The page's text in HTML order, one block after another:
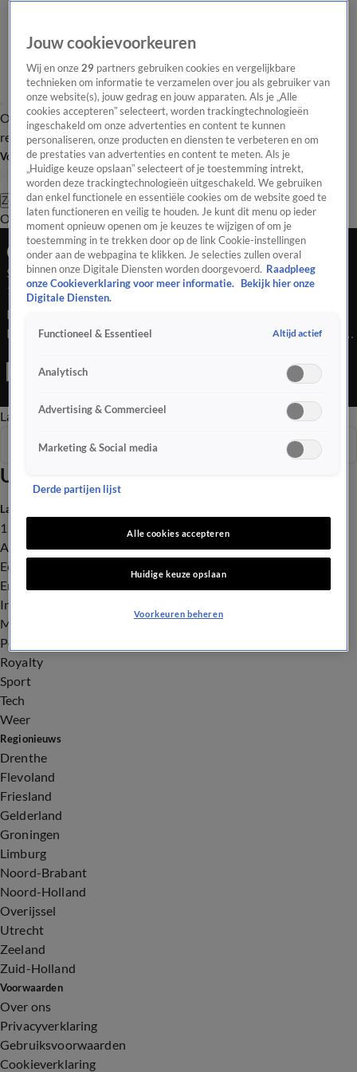
Overzicht Laatste nieuws Regionieuws Het beste van Hart
Tip de
redactie
Volg Hart van Nederland
Zoeken
OverzichtRegioUitzendingenWeerTip de redactiePanelVideo's
Ochtend Editie
Seizoen 2026, aflevering 1097
13 mrt, 07:00
Bekijk aflevering 1097 van Hart van Nederland - Ochtend
Editie uit seizoen 2026 hier. Deze aflevering is uitgezonden op
Editie is een Nieuws programma
Late EditieOchtend EditieVroege Editie
Uitzendingen
Seizoen 2026
Laatste nieuws
112
Advies & Tips
Economie
Entertainment
Infrastructuur
Milieu en Gezondheid
Politiek
Royalty
Sport
Tech
Weer
Regionieuws
Drenthe
Flevoland
Friesland
Gelderland
Groningen
Limburg
Noord-Brabant
Noord-Holland
Overijssel
Utrecht
Zeeland
Zuid-Holland
Voorwaarden
Over ons
Privacyverklaring
Gebruiksvoorwaarden
Cookieverklaring
Jouw cookievoorkeuren
Wij en onze29 partners gebruiken cookies en vergelijkbare
technieken om informatie te verzamelen over jou als gebruiker van
onze website(s), jouw gedrag en jouw apparaten. Als je „Alle
cookies accepteren” selecteert, worden trackingtechnologieën
ingeschakeld om onze advertenties en content te kunnen
personaliseren, onze producten en diensten te verbeteren en om
de prestaties van advertenties en content te meten. Als je
„Huidige keuze opslaan” selecteert of je toestemming intrekt,
worden deze trackingtechnologieën uitgeschakeld. We gebruiken
dan enkel functionele en essentiële cookies om de website goed te
laten functioneren en veilig te houden. Je kunt dit menu op ieder
moment opnieuw openen om je keuzes te wijzigen of om je
toestemming in te trekken door op de link Cookie-instellingen
onder aan de webpagina te klikken. Je selecties zullen overal
binnen onze Digitale Diensten worden doorgevoerd. Raadpleeg
onze Cookieverklaring voor meer informatie.
Bekijk hier onze
Digitale Diensten.
Functioneel & Essentieel Altijd actief
Analytisch
Advertising & Commercieel
Marketing & Social media
Derde partijen lijst
Alle cookies accepteren
Huidige keuze opslaan
Voorkeuren beheren